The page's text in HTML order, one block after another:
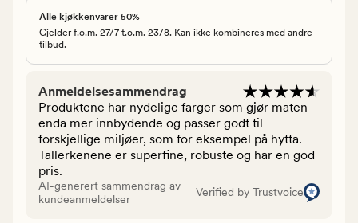
Alle kjøkkenvarer 50%
Gjelder f.o.m. 27/7 t.o.m. 23/8. Kan ikke kombineres med andre
tilbud.
Anmeldelsesammendrag
Produktene har nydelige farger som gjør maten
enda mer innbydende og passer godt til
forskjellige miljøer, som for eksempel på hytta.
Tallerkenene er superfine, robuste og har en god
pris.
AI-generert sammendrag av
kundeanmeldelser
Verified by Trustvoice